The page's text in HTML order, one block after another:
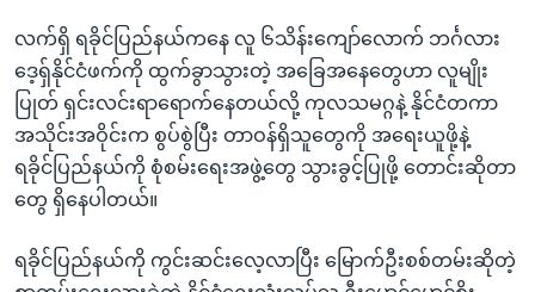
လက်ရှိ ရခိုင်ပြည်နယ်ကနေ လူ ၆သိန်းကျော်လောက် ဘင်္ဂလား
ဒေ့ရှ်နိုင်ငံဖက်ကို ထွက်ခွာသွားတဲ့ အခြေအနေတွေဟာ လူမျိုး
ပြုတ် ရှင်းလင်းရာရောက်နေတယ်လို့ ကုလသမဂ္ဂနဲ့ နိုင်ငံတကာ
အသိုင်းအဝိုင်းက စွပ်စွဲပြီး တာဝန်ရှိသူတွေကို အရေးယူဖို့နဲ့
ရခိုင်ပြည်နယ်ကို စုံစမ်းရေးအဖွဲ့တွေ သွားခွင့်ပြုဖို့ တောင်းဆိုတာ
တွေ ရှိနေပါတယ်။
ရခိုင်ပြည်နယ်ကို ကွင်းဆင်းလေ့လာပြီး မြောက်ဦးစစ်တမ်းဆိုတဲ့